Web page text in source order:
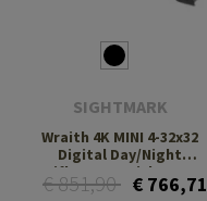
SIGHTMARK
Wraith 4K MINI 4-32x32
Digital Day/Night
Riflescope with Long
Mount
€ 851,90 € 766,71